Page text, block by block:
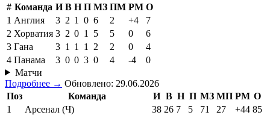
# Команда И В Н П МЗ ПМ РМ О
1 Англия 3 2 1 0 6 2 +4
7
2 Хорватия 3 2 0 1 5 5 0
6
3 Гана 3 1 1 1 2 2 0
4
4 Панама 3 0 0 3 0 4 -4
0
Матчи
Подробнее → Обновлено: 29.06.2026
Поз
Команда И В Н П МЗ МП РМ О
1
Арсенал (Ч) 38 26 7 5 71 27 +44 85